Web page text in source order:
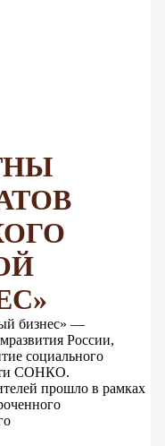
бизнес» —
России,
социального
СОНКО.
прошло в рамках